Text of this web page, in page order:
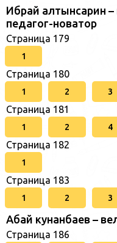
Ибрай алтынсарин
педагог-новатор
Страница 179
1
Страница 180
1 2 3
Страница 181
1 2 4
Страница 182
1
Страница 183
1 2 3
Абай кунанбаев –
Страница 186